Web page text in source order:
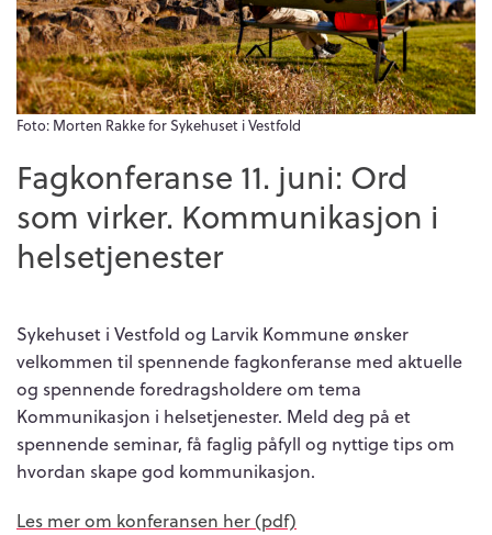
Foto: Morten Rakke for Sykehuset i Vestfold
Fagkonferanse 11. juni: Ord
som virker. Kommunikasjon i
helsetjenester
Sykehuset i Vestfold og Larvik Kommune ønsker
velkommen til spennende fagkonferanse med aktuelle
og spennende foredragsholdere om tema
Kommunikasjon i helsetjenester. Meld deg på et
spennende seminar, få faglig påfyll og nyttige tips om
hvordan skape god kommunikasjon.
Les mer om konferansen her (pdf)